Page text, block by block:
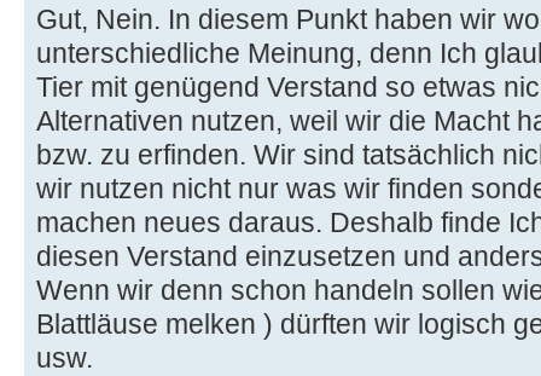
Gut, Nein. In diesem Punkt haben wir
unterschiedliche Meinung, denn Ich
Tier mit genügend Verstand so etwas
Alternativen nutzen, weil wir die Macht
bzw. zu erfinden. Wir sind tatsächlich
wir nutzen nicht nur was wir finden
machen neues daraus. Deshalb finde
diesen Verstand einzusetzen und
Wenn wir denn schon handeln sollen
Blattläuse melken ) dürften wir logisch
usw.